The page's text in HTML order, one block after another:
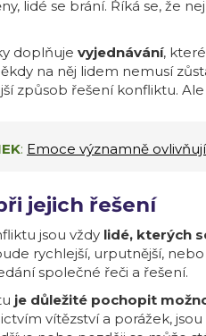
lidé se brání. Říká se, že
doplňuje vyjednávání,
na něj lidem nemusí
způsob řešení konfliktu.
: Emoce významně
jejich řešení
jsou vždy lidé, kterých
rychlejší, urputnější,
společné řeči a řešení.
je důležité pochopit
vítězství a porážek,